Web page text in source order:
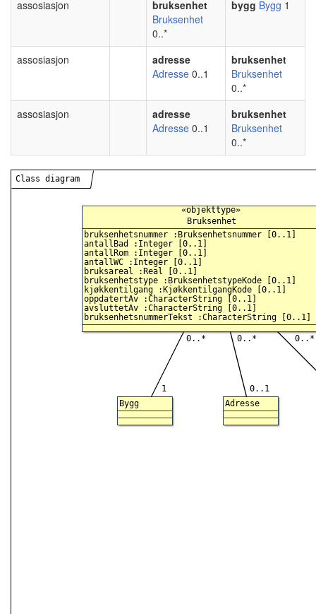
assosiasjon
bruksenhet
Bruksenhet
0..*
bygg Bygg 1
assosiasjon
adresse
Adresse 0..1
bruksenhet
Bruksenhet
0..*
assosiasjon
adresse
Adresse 0..1
bruksenhet
Bruksenhet
0..*